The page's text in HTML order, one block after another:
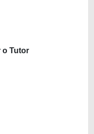
o Tutor